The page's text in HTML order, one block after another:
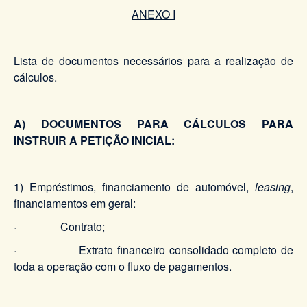
ANEXO I
Lista de documentos necessários para a realização de
cálculos.
A) DOCUMENTOS PARA CÁLCULOS PARA
INSTRUIR A PETIÇÃO INICIAL:​
1) Empréstimos, financiamento de automóvel, leasing,
financiamentos em geral:
· Contrato;
· Extrato financeiro consolidado completo de
toda a operação com o fluxo de pagamentos.